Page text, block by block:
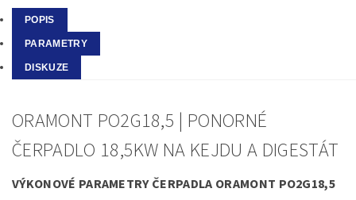
POPIS
PARAMETRY
DISKUZE
ORAMONT PO2G18,5 | PONORNÉ
ČERPADLO 18,5KW NA KEJDU A DIGESTÁT
VÝKONOVÉ PARAMETRY ČERPADLA ORAMONT PO2G18,5